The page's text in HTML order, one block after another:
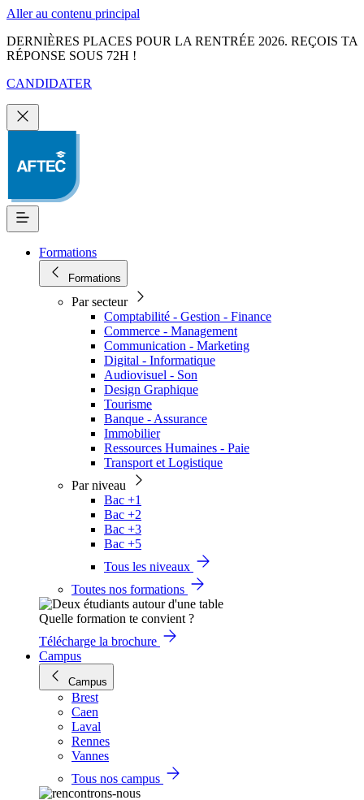
Aller au contenu principal
DERNIÈRES PLACES POUR LA RENTRÉE 2026. REÇOIS TA
RÉPONSE SOUS 72H !
CANDIDATER
Formations
Formations
Par secteur
Comptabilité - Gestion - Finance
Commerce - Management
Communication - Marketing
Digital - Informatique
Audiovisuel - Son
Design Graphique
Tourisme
Banque - Assurance
Immobilier
Ressources Humaines - Paie
Transport et Logistique
Par niveau
Bac +1
Bac +2
Bac +3
Bac +5
Tous les niveaux
Toutes nos formations
Quelle formation te convient ?
Télécharge la brochure
Campus
Campus
Brest
Caen
Laval
Rennes
Vannes
Tous nos campus